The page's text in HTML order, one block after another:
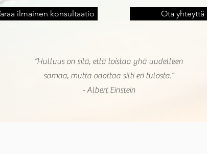
ilmainen konsultaatio Ota yhteyttä
“Hulluus on sitä, että toistaa yhä uudelleen
samaa, mutta odottaa silti eri tulosta.”
- Albert Einstein